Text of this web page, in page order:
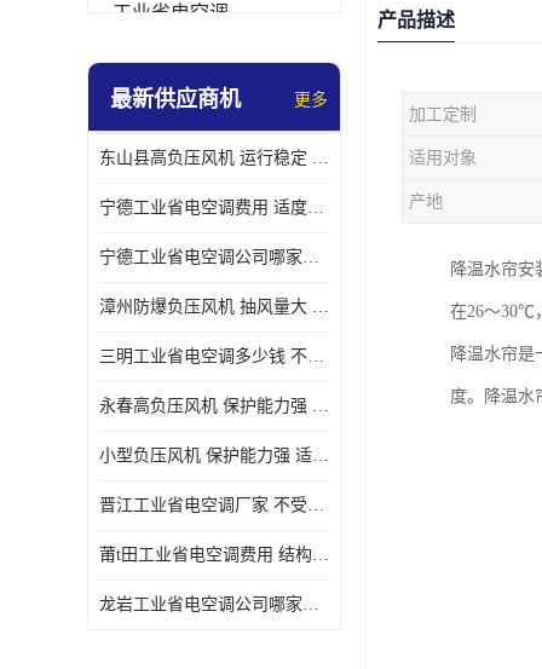
工业省电空调
工业大吊扇
最新供应商机 更多
东山县高负压风机 运行稳定 耐高温 防腐蚀
宁德工业省电空调费用 适度较高 节省占用空间
宁德工业省电空调公司哪家好 适度较高 结构紧凑 美观
漳州防爆负压风机 抽风量大 通风降温效果好
三明工业省电空调多少钱 不受管长限制 保持空气湿润
永春高负压风机 保护能力强 体积大 风道大
小型负压风机 保护能力强 适用面积广
晋江工业省电空调厂家 不受管长限制 节省占用空间
莆t田工业省电空调费用 结构紧凑 美观 能耗低 噪音小
龙岩工业省电空调公司哪家好 适应性强 维护简单
产品描述
加工定制
适用对象
产地
降温水帘安
在26～30℃
降温水帘是
度。降温水